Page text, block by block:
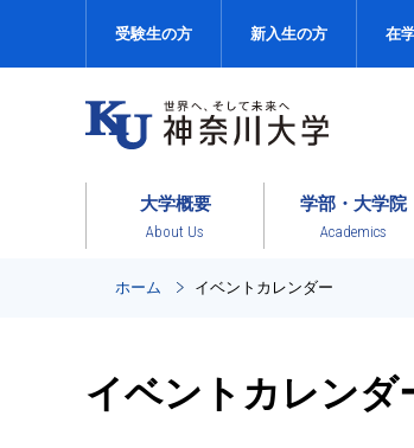
受験生の方 新入生の方 在
大学概要
About Us
学部・大学院
Academics
ホーム イベントカレンダー
イベントカレンダ